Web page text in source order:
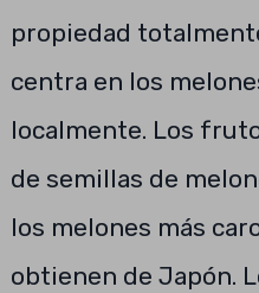
propiedad
centra en los
localmente. Los
de semillas de
los melones más
obtienen de Japón.